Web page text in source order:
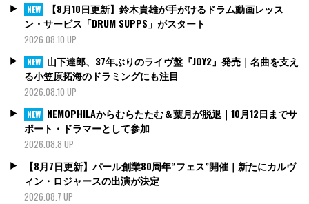
NEW
【8月10日更新】鈴木貴雄が手がけるドラム動画レッス
ン・サービス「DRUM SUPPS」がスタート
2026.08.10 UP
NEW 山下達郎、37年ぶりのライヴ盤『JOY2』発売｜名曲を支え
る小笠原拓海のドラミングにも注目
2026.08.10 UP
NEW NEMOPHILAからむらたたむ＆葉月が脱退｜10月12日までサ
ポート・ドラマーとして参加
2026.08.8 UP
【8月7日更新】パール創業80周年“フェス”開催｜新たにカルヴ
ィン・ロジャースの出演が決定
2026.08.7 UP